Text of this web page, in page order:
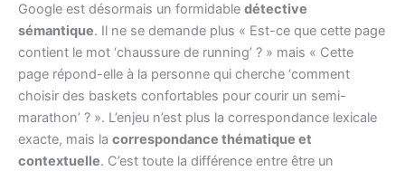
Google est désormais un formidable détective
sémantique. Il ne se demande plus « Est-ce que cette page
contient le mot ‘chaussure de running’ ? » mais « Cette
page répond-elle à la personne qui cherche ‘comment
choisir des baskets confortables pour courir un semi-
marathon’ ? ». L’enjeu n’est plus la correspondance lexicale
exacte, mais la correspondance thématique et
contextuelle. C’est toute la différence entre être un